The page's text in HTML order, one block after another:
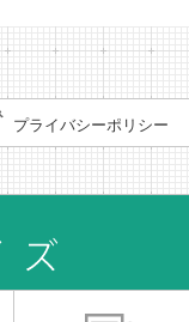
プライバシーポリシー